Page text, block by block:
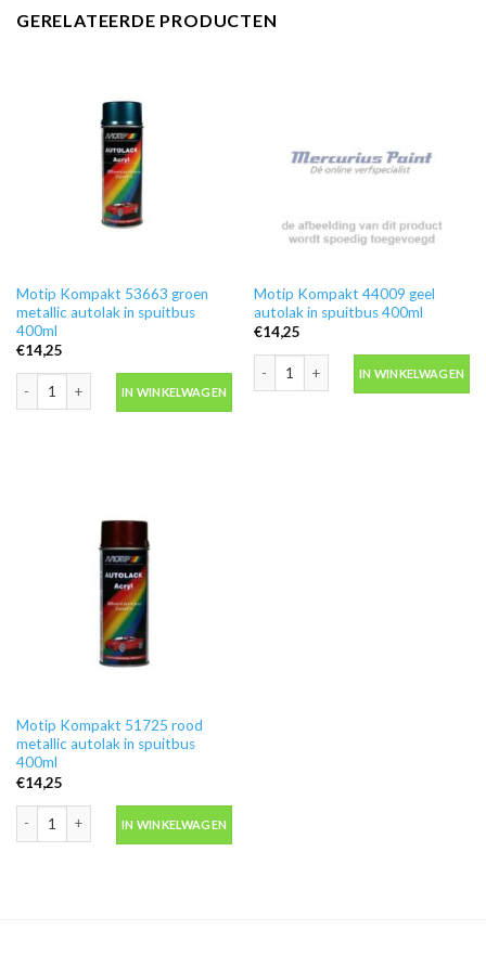
GERELATEERDE PRODUCTEN
Motip Kompakt 53663 groen
metallic autolak in spuitbus
400ml
€14,25
Motip Kompakt 53663 groen metallic autolak in spuitbus 400ml aantal
IN WINKELWAGEN
Motip Kompakt 44009 geel
autolak in spuitbus 400ml
€14,25
Motip Kompakt 44009 geel autolak
IN WINKELWAGEN
Motip Kompakt 51725 rood
metallic autolak in spuitbus
400ml
€14,25
IN WINKELWAGEN